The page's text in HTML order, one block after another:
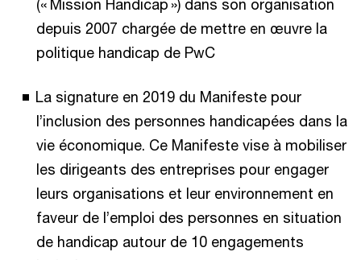
(« Mission Handicap ») dans son organisation
depuis 2007 chargée de mettre en œuvre la
politique handicap de PwC
La signature en 2019 du Manifeste pour
l’inclusion des personnes handicapées dans la
vie économique. Ce Manifeste vise à mobiliser
les dirigeants des entreprises pour engager
leurs organisations et leur environnement en
faveur de l’emploi des personnes en situation
de handicap autour de 10 engagements